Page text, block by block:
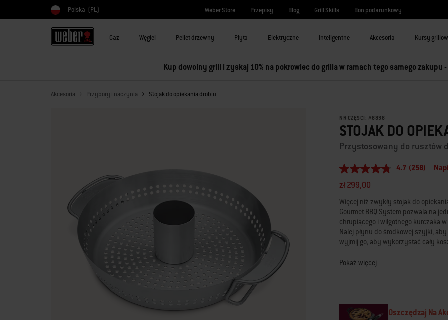
Wybierz kraj
Polska (PL) Weber Store Przepisy Blog Grill Skills Bon podarunkowy
Gaz Węgiel Pellet drzewny Płyta Elektryczne Inteligentne Akcesoria Kursy
Kup dowolny grill i zyskaj 10% na pokrowiec do grilla w ramach tego samego zakupu -
Akcesoria Przybory i naczynia Stojak do opiekania drobiu
NR CZĘŚCI: #8838
STOJAK DO
Przystosowany do rusztów
4.7
5
średnia
wartość
oceny.
Read
258
Reviews.
do
tej
4.7 (258)
zł 299,00
Więcej niż zwykły stojak do
Gourmet BBQ System pozwala na
chrupiącego i wilgotnego kurczaka
Nalej płynu do środkowej szyjki,
wyjmij go, aby wykorzystać cały
• Zgodność z rusztami do
drzewny SmokeFire EX4/EX6/EPX4/
Spirit 2016+
Pokaż więcej
Oszczędzaj Na